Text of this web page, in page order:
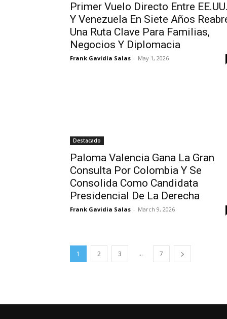
Primer Vuelo Directo Entre
Y Venezuela En Siete Años
Una Ruta Clave Para Familias,
Negocios Y Diplomacia
Frank Gavidia Salas - May 1, 2026
Destacado
Paloma Valencia Gana La Gran
Consulta Por Colombia Y Se
Consolida Como Candidata
Presidencial De La Derecha
Frank Gavidia Salas - March 9, 2026
1 2 3 ... 7